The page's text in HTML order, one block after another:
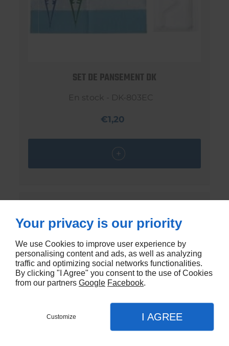
SET DE PANSEMENT DK
En stock - DK-803EC
€1,20
Your privacy is our priority
We use Cookies to improve user experience by
personalising content and ads, as well as analyzing
traffic and optimizing social networks functionalities.
By clicking "I Agree" you consent to the use of Cookies
from our partners Google Facebook.
Customize I AGREE